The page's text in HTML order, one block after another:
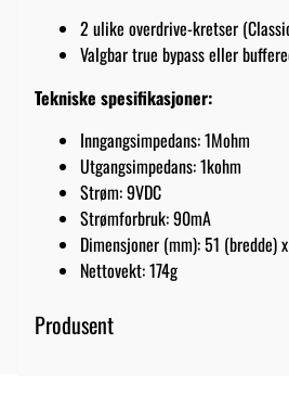
2 ulike overdrive-kretser
Valgbar true bypass eller
Tekniske spesifikasjoner:
Inngangsimpedans: 1Mohm
Utgangsimpedans: 1kohm
Strøm: 9VDC
Strømforbruk: 90mA
Dimensjoner (mm): 51 (bredde)
Nettovekt: 174g
Produsent